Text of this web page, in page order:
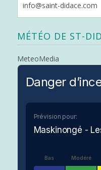
info@saint-didace.com
MÉTÉO DE ST-
MeteoMedia
Danger
Prévision pour:
Maskinongé -
Bas Modéré